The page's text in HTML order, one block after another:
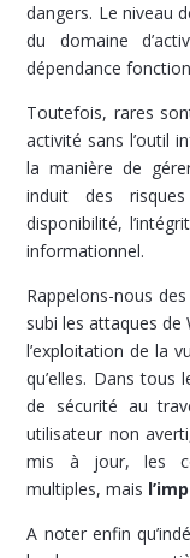
dangers. Le niveau
du domaine
dépendance
Toutefois, rares
activité sans l’outil
la manière de
induit des
disponibilité,
informationnel.
Rappelons-nous
subi les attaques
l’exploitation de la
qu’elles. Dans tous
de sécurité au
utilisateur non
mis à jour, les
multiples, mais
A noter enfin